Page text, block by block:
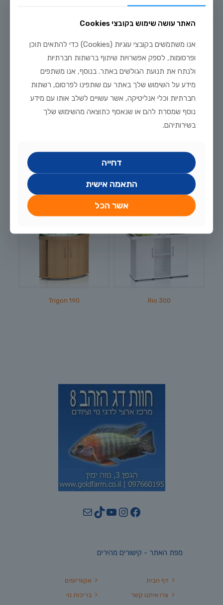
קיים מגוון של צבעים – בררו אצלנו בחנות!
מוצרים קשורים
Vision 260
Vision 180
Rio 300
Trigon 190
Facebook
Instagram
YouTube
TikTok
Mail
מפת האתר - קישורים מהירים
אקווריומים
בריכות נוי
דף הבית
צרו איתנו קשר
האתר עושה שימוש בקובצי Cookies
אנו משתמשים בקובצי עוגיות (Cookies) כדי להתאים תוכן
ופרסומות, לספק אפשרויות שיתוף ברשתות חברתיות
ולנתח את תנועת הגולשים באתר. בנוסף, אנו משתפים
מידע על השימוש שלך באתר עם שותפינו לפרסום, רשתות
חברתיות וכלי אנליטיקה, אשר עשויים לשלב אותו עם מידע
נוסף שמסרת להם או שנאסף כתוצאה מהשימוש שלך
בשירותיהם.
דחייה
התאמה אישית
אשר הכל